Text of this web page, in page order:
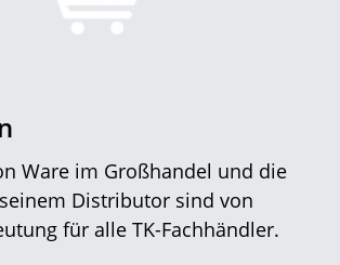
Ware im Großhandel und die
Distributor sind von
für alle TK-Fachhändler.